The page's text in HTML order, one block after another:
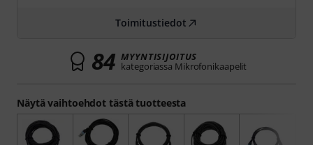
Näytä vaihtoehdot tästä tuotteesta
Toimitustiedot
84 MYYNTISIJOITUS
kategoriassa Mikrofonikaapelit